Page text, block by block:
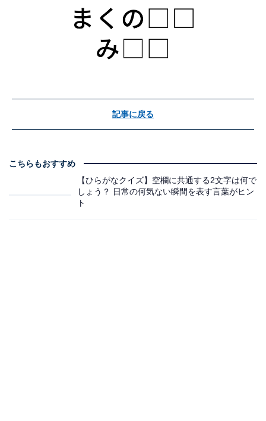
記事に戻る
こちらもおすすめ
【ひらがなクイズ】空欄に共通する2文字は何で
しょう？ 日常の何気ない瞬間を表す言葉がヒン
ト